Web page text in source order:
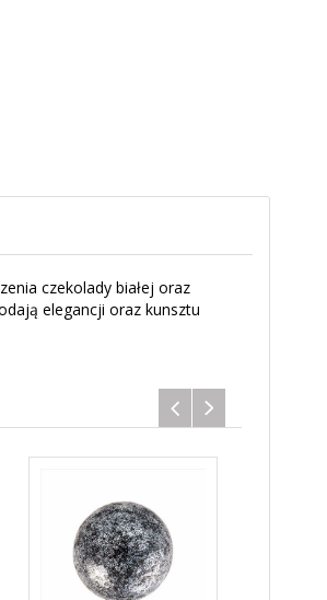
czekolady białej oraz
elegancji oraz kunsztu